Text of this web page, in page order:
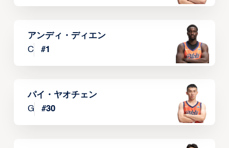
アンディ・ディエン
C
#1
パイ・ヤオチェン
G
#30